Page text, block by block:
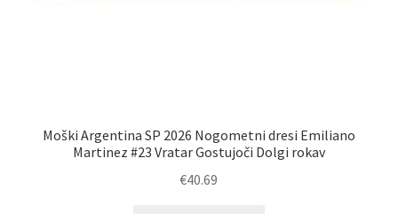
Moški Argentina SP 2026 Nogometni dresi Emiliano
Martinez #23 Vratar Gostujoči Dolgi rokav
€40.69